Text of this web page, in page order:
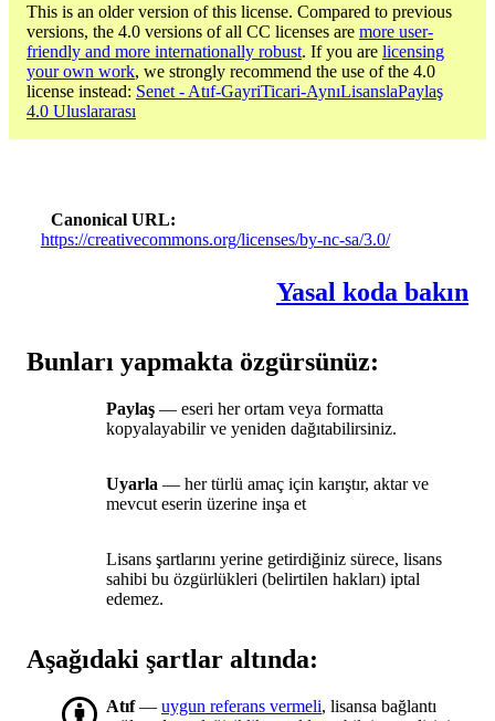
This is an older version of this license. Compared to previous
versions, the 4.0 versions of all CC licenses are more user-
friendly and more internationally robust. If you are licensing
your own work, we strongly recommend the use of the 4.0
license instead: Senet - Atıf-GayriTicari-AynıLisanslaPaylaş
4.0 Uluslararası
Canonical URL
https://creativecommons.org/licenses/by-nc-sa/3.0/
Yasal koda bakın
Bunları yapmakta özgürsünüz:
Paylaş — eseri her ortam veya formatta
kopyalayabilir ve yeniden dağıtabilirsiniz.
Uyarla — her türlü amaç için karıştır, aktar ve
mevcut eserin üzerine inşa et
Lisans şartlarını yerine getirdiğiniz sürece, lisans
sahibi bu özgürlükleri (belirtilen hakları) iptal
edemez.
Aşağıdaki şartlar altında:
Atıf— uygun referans vermeli, lisansa bağlantı